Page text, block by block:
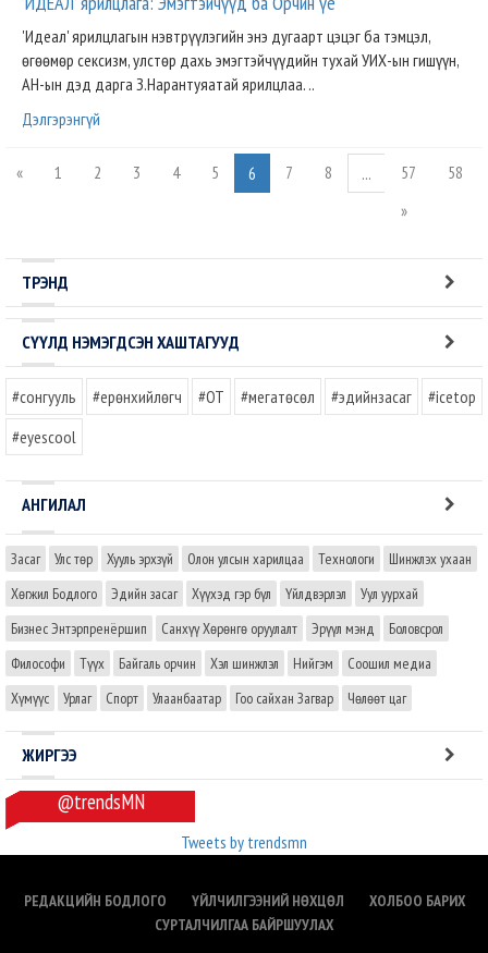
'Идеал' ярилцлагын нэвтрүүлэгийн энэ дугаарт цэцэг ба тэмцэл,
өгөөмөр сексизм, улстөр дахь эмэгтэйчүүдийн тухай УИХ-ын гишүүн,
АН-ын дэд дарга З.Нарантуяатай ярилцлаа. ..
Дэлгэрэнгүй
« 1 2 3 4 5 6 7 8 ... 57
58
»
ТРЭНД
СҮҮЛД НЭМЭГДСЭН ХАШТАГУУД
#сонгууль #ерөнхийлөгч #OT #мегатөсөл #эдийнзасаг
#icetop
#eyescool
АНГИЛАЛ
Засаг Улс төр Хууль эрхзүй Олон улсын харилцаа Технологи
Шинжлэх ухаан
Хөгжил Бодлого
Эдийн засаг Хүүхэд гэр бүл Үйлдвэрлэл
Уул уурхай
Бизнес Энтэрпренёршип
Санхүү Хөрөнгө оруулалт Эрүүл мэнд
Боловсрол
Философи
Түүх Байгаль орчин Хэл шинжлэл Нийгэм
Соошил медиа
Хүмүүс
Урлаг Спорт Улаанбаатар Гоо сайхан Загвар Чөлөөт цаг
ЖИРГЭЭ
@trendsMN
Tweets by trendsmn
РЕДАКЦИЙН БОДЛОГО ҮЙЛЧИЛГЭЭНИЙ НӨХЦӨЛ
ХОЛБОО БАРИХ
СУРТАЛЧИЛГАА БАЙРШУУЛАХ